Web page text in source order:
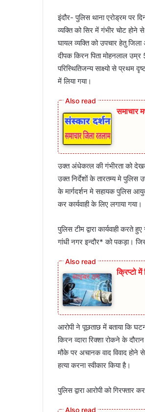
इंदौर- पुलिस थाना एरोड्रम पर
व्यक्ति को सिर में गंभीर चोट
घायल व्यक्ति को उपचार हेतु
दीपक किरन पिता मोहनलाल
परिस्थितिजन्य साक्ष्यो से प्रथम
में लिया गया।
समाचार
उक्त अंधेकत्ल की गंभीरता को देखते
उक्त निर्देशों के तारतम्य मे पुलिस
के मार्गदर्शन मे सहायक पुलिस
कर कार्यवाही के लिए लगाया गया।
पुलिस टीम द्वारा कार्यवाही
गांधी नगर इन्दौर* को पकड़ा।
क्रिप्टो
आरोपी ने पूछताछ में बताया कि
किरन व्दारा रिक्शा रोकने के
मौके पर अचानक वाद विवाद
हत्या करना स्वीकार किया है।
पुलिस द्वारा आरोपी को गिरफ्तार